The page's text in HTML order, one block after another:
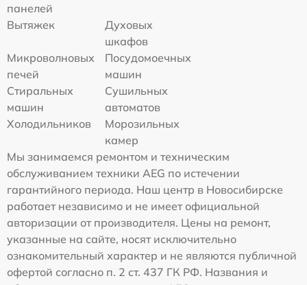
панелей
Вытяжек
Духовых
шкафов
Микроволновых
печей
Посудомоечных
машин
Стиральных
машин
Сушильных
автоматов
Холодильников
Морозильных
камер
Мы занимаемся ремонтом и техническим
обслуживанием техники AEG по истечении
гарантийного периода. Наш центр в Новосибирске
работает независимо и не имеет официальной
авторизации от производителя. Цены на ремонт,
указанные на сайте, носят исключительно
ознакомительный характер и не являются публичной
офертой согласно п. 2 ст. 437 ГК РФ. Названия и